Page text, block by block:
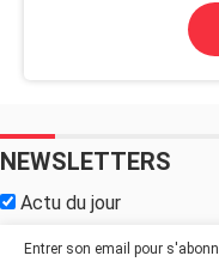
NEWSLETTERS
Actu du jour